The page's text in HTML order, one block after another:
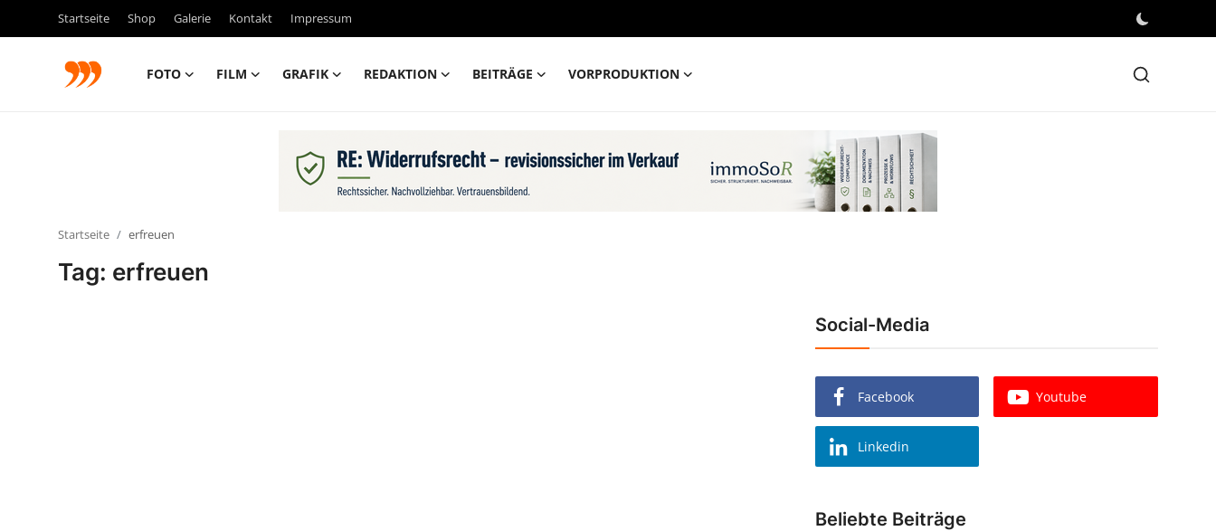
Startseite Shop Galerie Kontakt Impressum
FOTO FILM GRAFIK REDAKTION BEITRÄGE VORPRODUKTION
Startseite erfreuen
Tag: erfreuen
Social-Media
Facebook Youtube
Linkedin
Beliebte Beiträge